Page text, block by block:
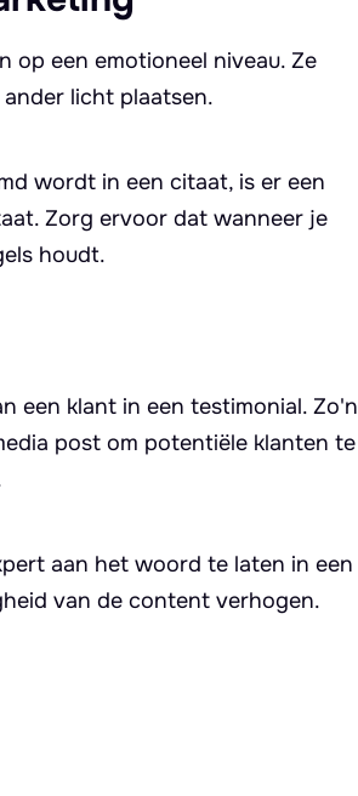
op een emotioneel niveau. Ze
licht plaatsen.
wordt in een citaat, is er een
Zorg ervoor dat wanneer je
houdt.
een klant in een testimonial. Zo'n
post om potentiële klanten te
aan het woord te laten in een
van de content verhogen.